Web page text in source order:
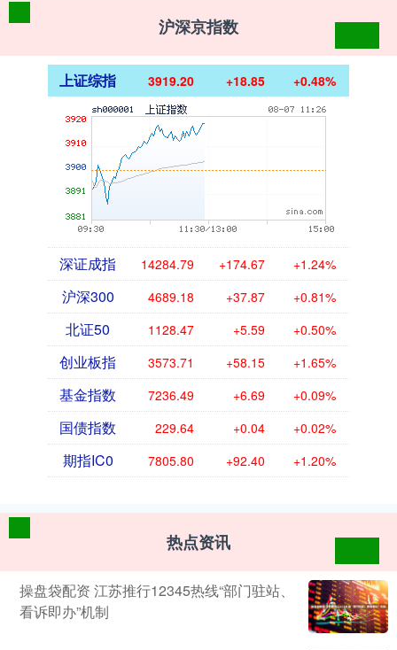
沪深京指数
上证综指 3919.20 +18.85 +0.48%
深证成指 14284.79 +174.67 +1.24%
沪深300 4689.18 +37.87 +0.81%
北证50 1128.47 +5.59 +0.50%
创业板指 3573.71 +58.15 +1.65%
基金指数 7236.49 +6.69 +0.09%
国债指数 229.64 +0.04 +0.02%
期指IC0 7805.80 +92.40 +1.20%
热点资讯
操盘袋配资 江苏推行12345热线“部门驻站、
看诉即办”机制